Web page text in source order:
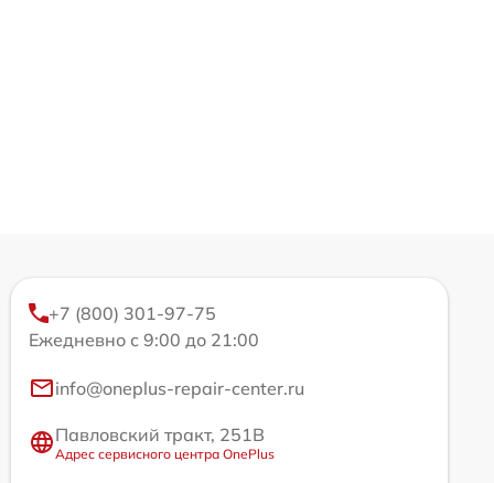
+7 (800) 301-97-75
Ежедневно с 9:00 до 21:00
info@oneplus-repair-center.ru
Павловский тракт, 251В
Адрес сервисного центра OnePlus